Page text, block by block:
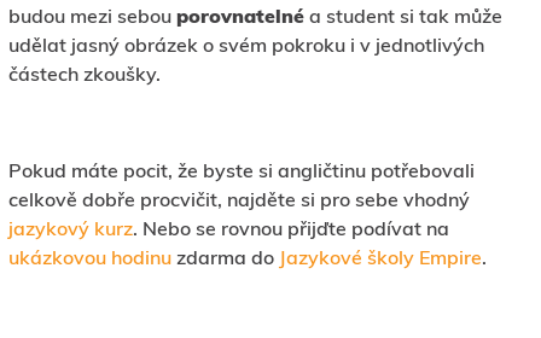
budou mezi sebou porovnatelné a student si tak může
udělat jasný obrázek o svém pokroku i v jednotlivých
částech zkoušky.
Pokud máte pocit, že byste si angličtinu potřebovali
celkově dobře procvičit, najděte si pro sebe vhodný
jazykový kurz. Nebo se rovnou přijďte podívat na
ukázkovou hodinu zdarma do Jazykové školy Empire.